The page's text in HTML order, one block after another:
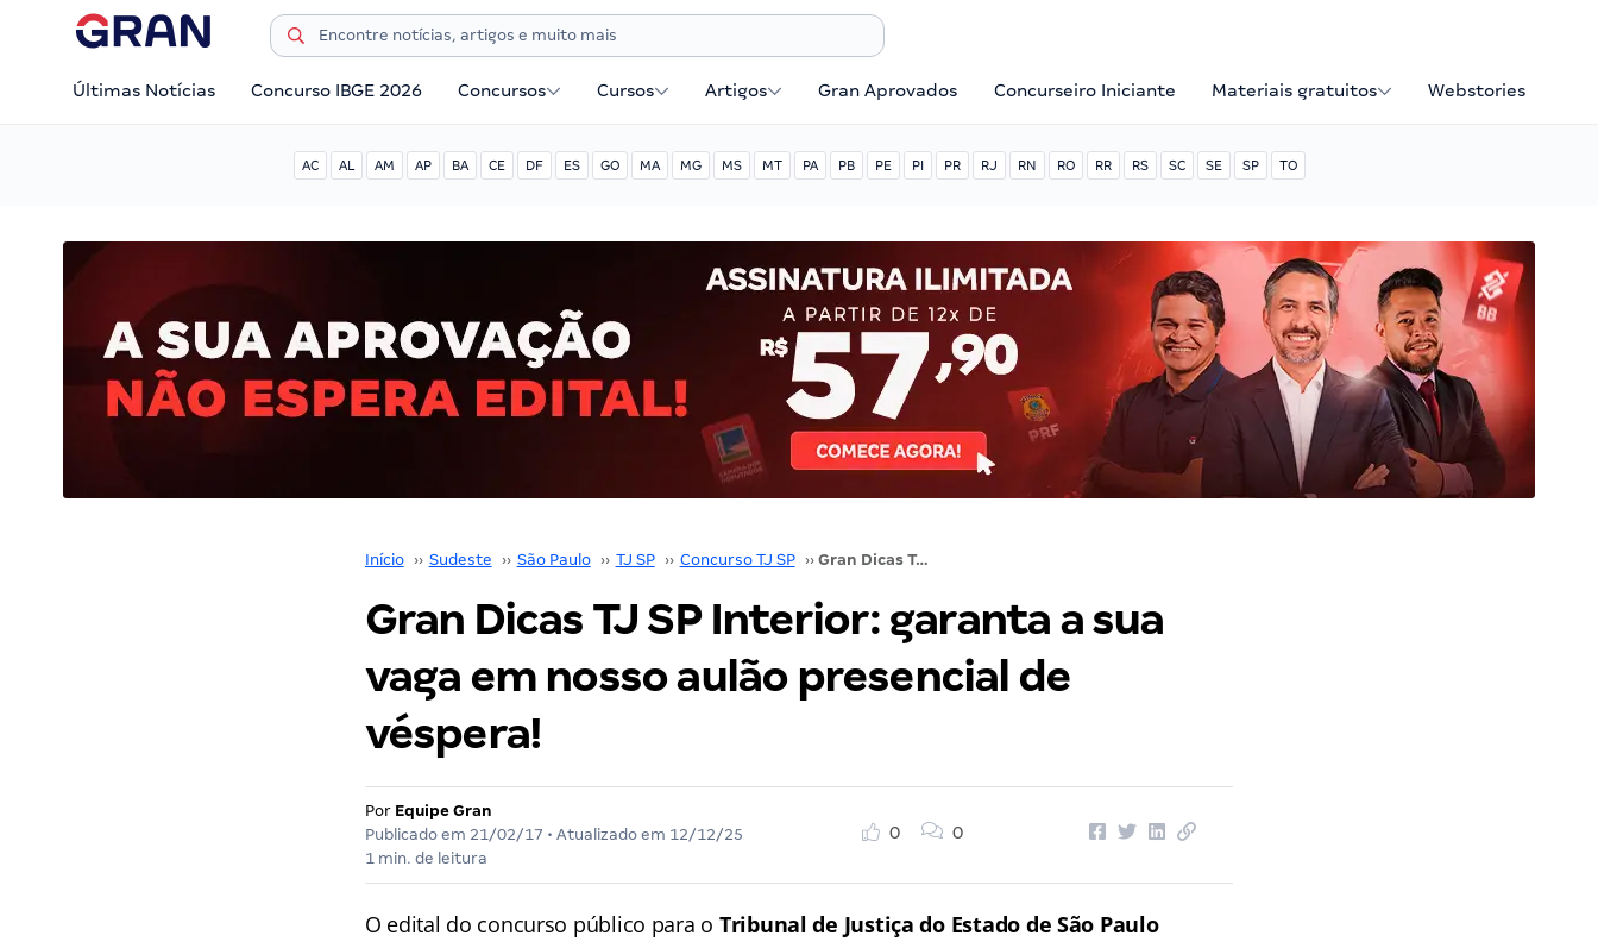
Últimas Notícias Concurso IBGE 2026 Concursos Cursos Artigos Gran Aprovados Concurseiro Iniciante Materiais gratuitos Webstories
AC AL AM AP BA CE DF ES GO MA MG MS MT PA PB PE PI PR RJ RN RO RR RS SC SE SP TO
Início ›› Sudeste ›› São Paulo ›› TJ SP ›› Concurso TJ SP ›› Gran Dicas TJ SP Interior: garanta a sua vaga em nosso aulão presencial de véspera!
Gran Dicas TJ SP Interior: garanta a sua
vaga em nosso aulão presencial de
véspera!
Por Equipe Gran
Publicado em 21/02/17 • Atualizado em 12/12/25
1 min. de leitura
0 0
O edital do concurso público para o Tribunal de Justiça do Estado de São Paulo